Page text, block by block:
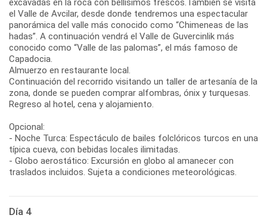
el Valle de Avcilar, desde donde tendremos una espectacular
panorámica del valle más conocido como “Chimeneas de las
hadas”. A continuación vendrá el Valle de Guvercinlik más
conocido como “Valle de las palomas”, el más famoso de
Capadocia.
Almuerzo en restaurante local.
Continuación del recorrido visitando un taller de artesanía de la
zona, donde se pueden comprar alfombras, ónix y turquesas.
Regreso al hotel, cena y alojamiento.
Opcional:
- Noche Turca: Espectáculo de bailes folclóricos turcos en una
típica cueva, con bebidas locales ilimitadas.
- Globo aerostático: Excursión en globo al amanecer con
traslados incluidos. Sujeta a condiciones meteorológicas.
Día 4